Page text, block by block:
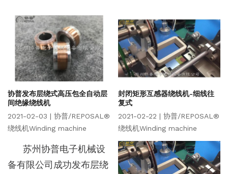
协普发布层绕式高压包全自动层
间绝缘绕线机
2021-02-03 | 协普/REPOSAL®
绕线机Winding machine
苏州协普电子机械设
备有限公司成功发布层绕
封闭矩形互感器绕线机-细线往
复式
2021-02-22 | 协普/REPOSAL®
绕线机Winding machine